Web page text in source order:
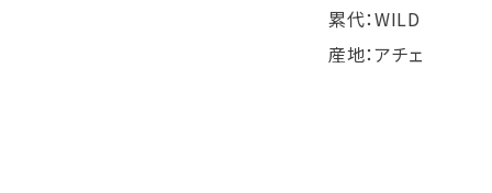
累代：WILD
産地：アチェ